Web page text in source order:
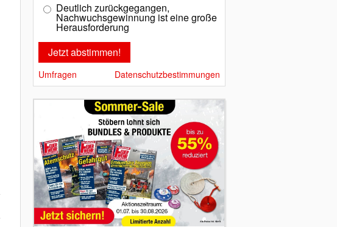
Deutlich zurückgegangen,
Nachwuchsgewinnung ist eine große
Herausforderung
Umfragen Datenschutzbestimmungen